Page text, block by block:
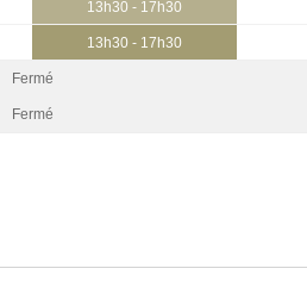
13h30 - 17h30
13h30 - 17h30
Fermé
Fermé